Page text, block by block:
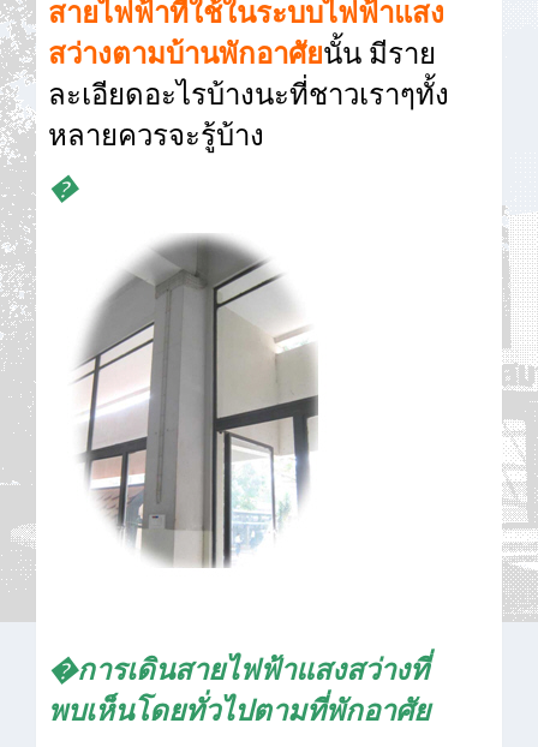
สายไฟฟ้าที่ใช้ในระบบไฟฟ้าแสง
สว่างตามบ้านพักอาศัยนั้น มีราย
ละเอียดอะไรบ้างนะที่ชาวเราๆทั้ง
หลายควรจะรู้บ้าง
�
�การเดินสายไฟฟ้าแสงสว่างที่
พบเห็นโดยทั่วไปตามที่พักอาศัย